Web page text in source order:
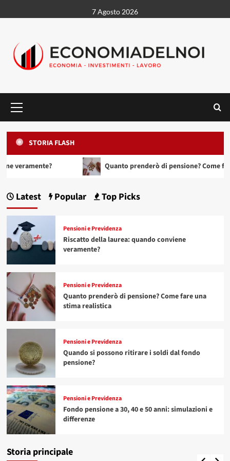
al
7 Agosto 2026
principale
STORIA FLASH
Quanto prenderò di pensione? Come fare una stima
Storia principale
Pensioni e Previdenza
Riscatto della laurea: quando conviene
Renan 7 Agosto 2026
4
Pensioni e Previdenza
Fondo pensione a 30, 40 e 50 anni: simulazioni e
Latest Popular Top Picks
Pensioni e Previdenza
Riscatto della laurea: quando conviene
veramente?
Pensioni e Previdenza
Quanto prenderò di pensione? Come fare una
stima realistica
Pensioni e Previdenza
Quando si possono ritirare i soldi dal fondo
pensione?
Pensioni e Previdenza
Fondo pensione a 30, 40 e 50 anni: simulazioni e
differenze